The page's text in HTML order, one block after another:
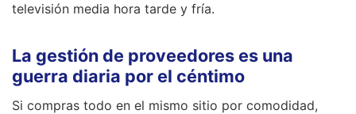
televisión media hora tarde y fría.
La gestión de proveedores es una
guerra diaria por el céntimo
Si compras todo en el mismo sitio por comodidad,